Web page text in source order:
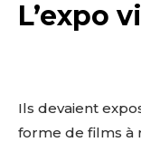
L’expo
Ils devaient
forme de films à